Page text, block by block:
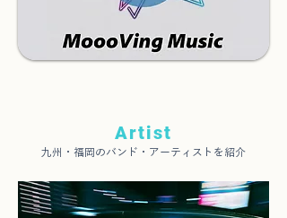
Artist
九州・福岡のバンド・アーティストを紹介